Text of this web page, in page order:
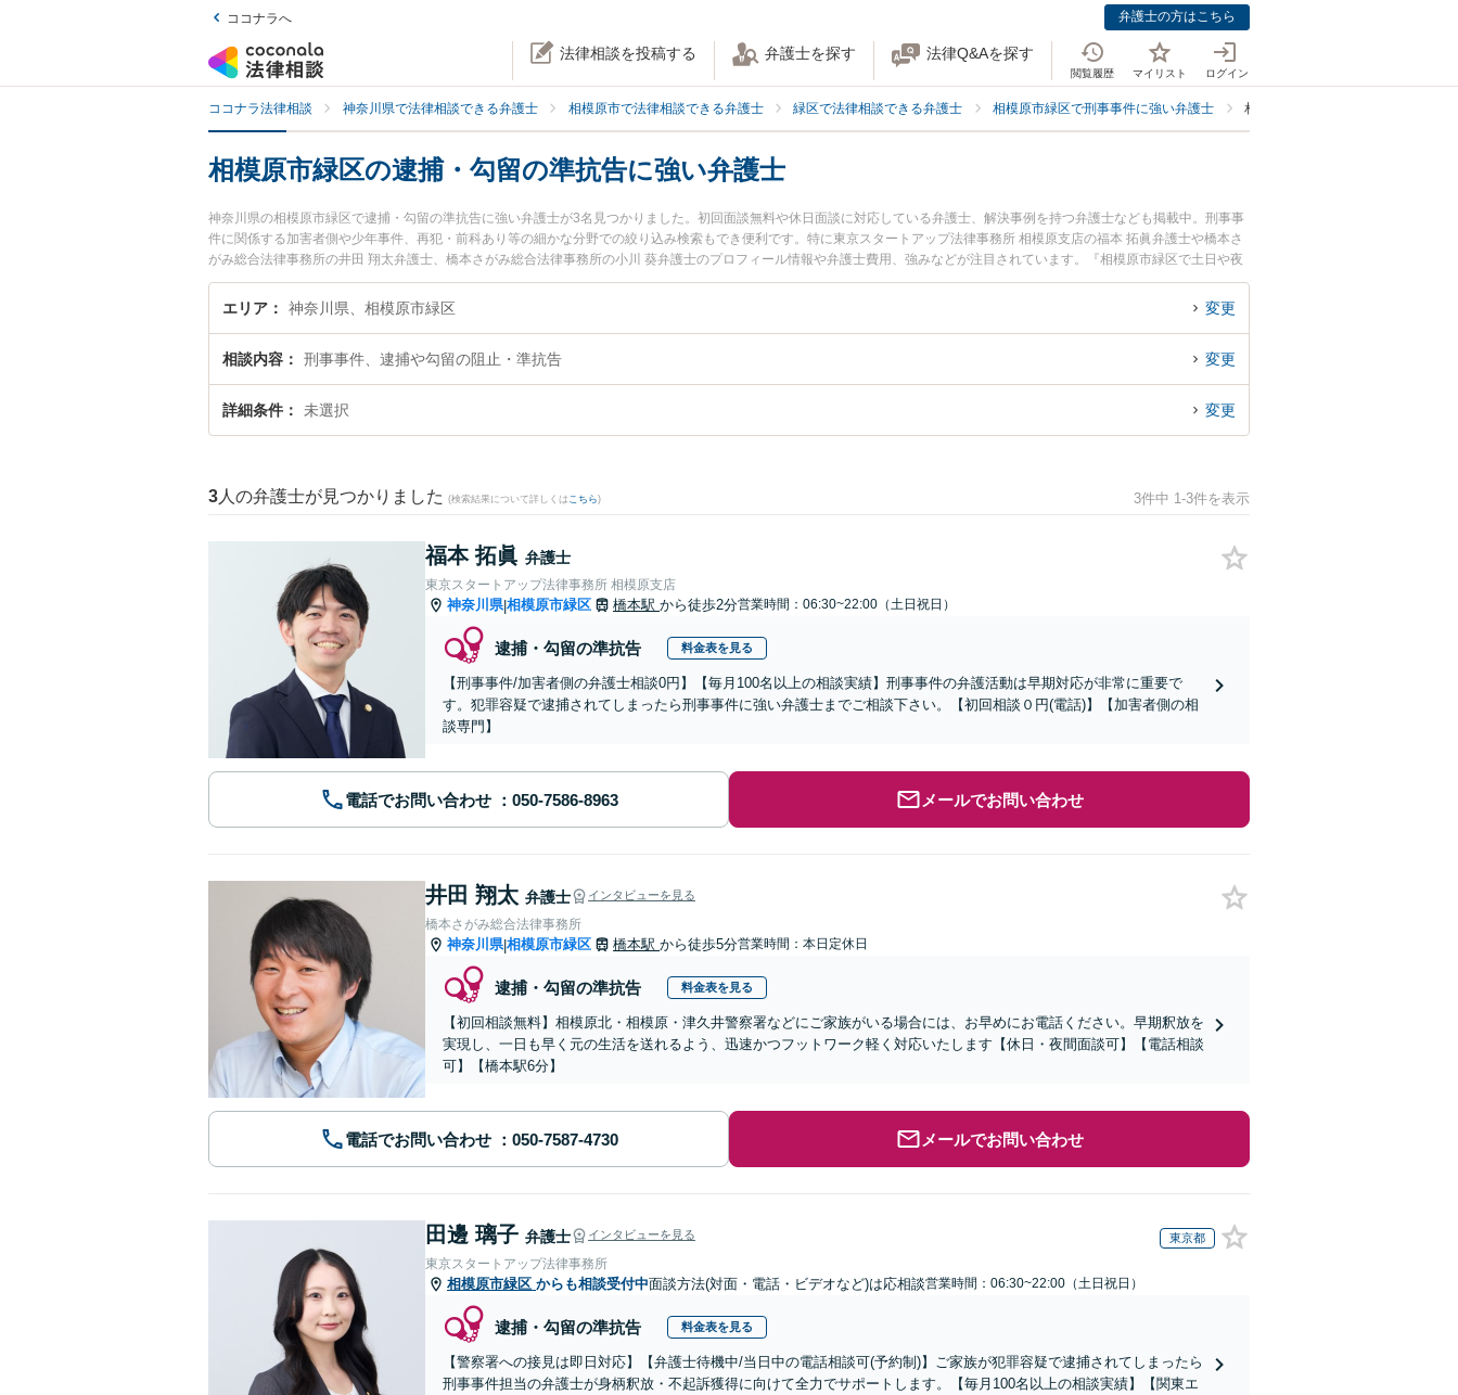
ココナラへ 弁護士の方はこちら
法律相談を投稿する 弁護士を探す 法律Q&Aを探す
閲覧履歴 マイリスト ログイン
ココナラ法律相談 神奈川県で法律相談できる弁護士 相模原市で法律相談できる弁護士 緑区で法律相談できる弁護士 相模原市緑区で刑事事件に強い弁護士 相模原市緑区で逮捕や勾留の阻止・
相模原市緑区の逮捕・勾留の準抗告に強い弁護士
神奈川県の相模原市緑区で逮捕・勾留の準抗告に強い弁護士が3名見つかりました。初回面談無料や休日面談に対応している弁護士、解決事例を持つ弁護士なども掲載中。刑事事
件に関係する加害者側や少年事件、再犯・前科あり等の細かな分野での絞り込み検索もでき便利です。特に東京スタートアップ法律事務所 相模原支店の福本 拓眞弁護士や橋本さ
がみ総合法律事務所の井田 翔太弁護士、橋本さがみ総合法律事務所の小川 葵弁護士のプロフィール情報や弁護士費用、強みなどが注目されています。『相模原市緑区で土日や夜
間に発生した逮捕・勾留の準抗告のトラブルを今すぐに弁護士に相談したい』『逮捕・勾留の準抗告のトラブル解決の実績豊富な近くの弁護士を検索したい』『初回相談無料で逮
捕・勾留の準抗告を法律相談できる相模原市緑区内の弁護士に相談予約したい』などでお困りの相談者さんにおすすめです。
エリア 神奈川県、相模原市緑区 変更
相談内容 刑事事件、逮捕や勾留の阻止・準抗告 変更
詳細条件 未選択 変更
3 人の弁護士が見つかりました (検索結果について詳しくは こちら) 3件中 1-3件を表示
福本 拓眞 弁護士
東京スタートアップ法律事務所 相模原支店
神奈川県|相模原市緑区 橋本駅 から徒歩2分営業時間：06:30~22:00（土日祝日）
逮捕・勾留の準抗告 料金表を見る
【刑事事件/加害者側の弁護士相談0円】【毎月100名以上の相談実績】刑事事件の弁護活動は早期対応が非常に重要で
す。犯罪容疑で逮捕されてしまったら刑事事件に強い弁護士までご相談下さい。【初回相談０円(電話)】【加害者側の相
談専門】
電話でお問い合わせ メールでお問い合わせ
井田 翔太 弁護士 インタビューを見る
橋本さがみ総合法律事務所
神奈川県|相模原市緑区 橋本駅 から徒歩5分営業時間：本日定休日
逮捕・勾留の準抗告 料金表を見る
【初回相談無料】相模原北・相模原・津久井警察署などにご家族がいる場合には、お早めにお電話ください。早期釈放を
実現し、一日も早く元の生活を送れるよう、迅速かつフットワーク軽く対応いたします【休日・夜間面談可】【電話相談
可】【橋本駅6分】
電話でお問い合わせ メールでお問い合わせ
田邊 璃子 弁護士 インタビューを見る 東京都
東京スタートアップ法律事務所
相模原市緑区 からも相談受付中面談方法(対面・電話・ビデオなど)は応相談営業時間：06:30~22:00（土日祝日）
逮捕・勾留の準抗告 料金表を見る
【警察署への接見は即日対応】【弁護士待機中/当日中の電話相談可(予約制)】ご家族が犯罪容疑で逮捕されてしまったら
刑事事件担当の弁護士が身柄釈放・不起訴獲得に向けて全力でサポートします。【毎月100名以上の相談実績】【関東エ